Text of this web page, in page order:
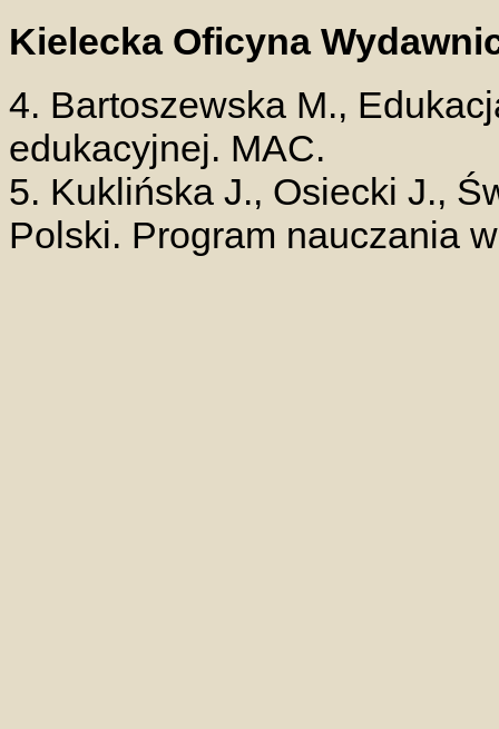
Kielecka Oficyna
4. Bartoszewska M.,
edukacyjnej. MAC.
5. Kuklińska J., Osiecki J.,
Polski. Program nauczania